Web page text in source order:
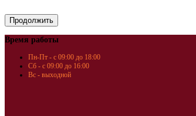
Время работы
Пн-Пт - с 09:00 до 18:00
Сб - с 09:00 до 16:00
Вс - выходной